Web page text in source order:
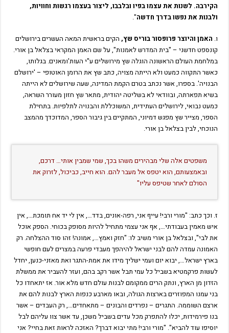
הקירבה. לשנות את עצמו בפיו ובלבבו, ליצור בעצמו רגשות וחוויות,
ולבנות את נפשו בדרך חדשה".
ו. האמן והיוצר פרופסור בוריס שץ, הקים בראשית המאה העשרים בירושלים
קונספט חדשני – "בית המדרש לאמנות", על שם האמן המקראי בצלאל בן אורי.
במלחמת העולם הראשונה הוגלה שץ מירושלים ע"י העות'ומאנים. בגלותו,
כאשר התקווה כמעט ולא הייתה מצויה, כתב שץ את הרומן האוטופי – 'ירושלם
הבנויה'. בספרו, אשר נכתב בטרם הקמת המדינה, שעה שירושלים לא הייתה
בשיא תפארתה, ובוודאי לא בשליטה יהודית, מתאר שץ חזון מעורר השראה,
כמעט נבואי, לירושלים העתידית, המשוכללת והבנויה לתלפיות. בתחילת
הספר, מצייר שץ מפגש דמיוני, המתקיים בין גיבור הספר, המדוכדך מהמצב
הנוכחי, לבין בצלאל בן אורי.
משפטים אלה שלי מבהירים משהו בכך, שמי שמבין אותי… דרכם,
ובאמצעותם, הוא יטפס אל מעבר להם. הוא חייב, כביכול, לזרוק את
הסולם לאחר שטיפס עליו"
ז. וכך כתב: "מורי ורבי! עייף אני, רפה-אונים, בדד…, אין לי יד אח תומכת…, אין
איש מאמין בעבודתי…, אף אני עצמי מתחיל להיות מסופק בכוחי. הספק אוכל
את לבי", ובצלאל בן אורי משיב לו: "חזק ואמץ…, אמונה! זהו סוד ההצלחה. רק
האמונה עמדה להם לבני ישראל להיהפך מעבדי פרעה במצרים לעם חופשי
בארץ ישראל…, יבוא יום ועמי ישליך מידו את אמת-התגר ואת מאזני-כנען, יחדל
לעשות פרקמטיא בשביל כל עמי תבל אשר רקב בהם, ועזר להעביר את ממשלת
הזדון מן הארץ, ונתק הרים ממקומם לבנות עולם חדש מלא אור. אז יתאחדו כל
בני עמנו המפוזרים בארצות הגולה, ובאו מארבע כנפות הארץ לבנות להם את
ארצם השוממה. התגרים – נפרדים והבונים – מתאחדים…, רק העבדים – אשר
בנו פירמידות, יכלו להתפרק מכל עדים בשביל משכן, עד אשר צוו עליהם לבל
יוסיפו עוד להביא". "מורי ורבי! מתי יבוא דברך? האזכה לראות זאת בחיי? אני